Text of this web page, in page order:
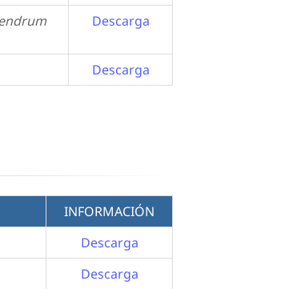
Descarga
Descarga
INFORMACIÓN
Descarga
Descarga